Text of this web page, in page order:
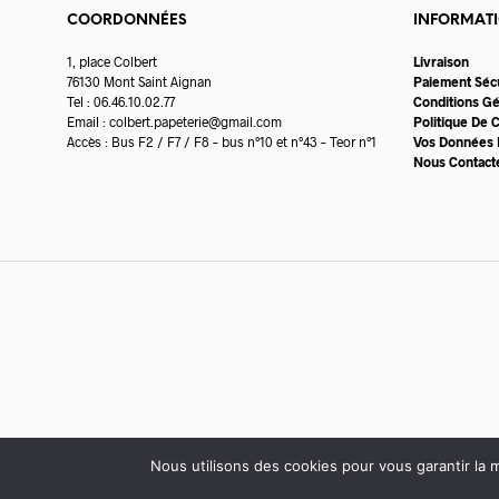
COORDONNÉES
1, place Colbert
76130 Mont Saint Aignan
Tel : 06.46.10.02.77
Email : colbert.papeterie@gmail.com
Accès : Bus F2 / F7 / F8 – bus n°10 et n°43 – Teor n°1
Livraison
Paiement
Conditions
Politique De
Vos
Nous
Nous utilisons des cookies pour vous garantir